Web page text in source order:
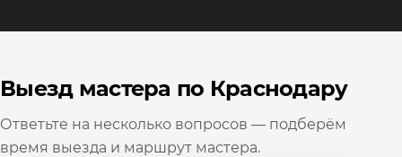
Выезд мастера по Краснодару
Ответьте на несколько вопросов — подберём
время выезда и маршрут мастера.